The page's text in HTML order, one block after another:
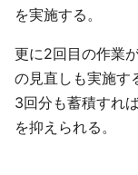
を実施する。
更に2回目の作業
の見直しも実施す
3回分も蓄積すれ
を抑えられる。